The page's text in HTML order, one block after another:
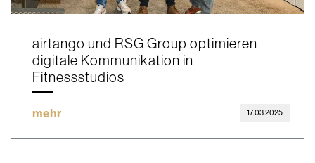
airtango und RSG Group optimieren
digitale Kommunikation in
Fitnessstudios
mehr 17.03.2025